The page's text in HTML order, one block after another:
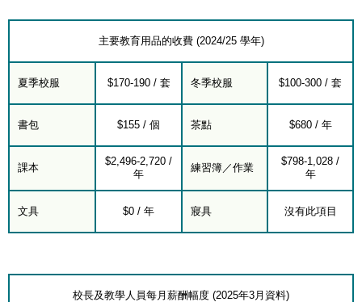
主要教育用品的收費 (2024/25 學年)
夏季校服 $170-190 / 套 冬季校服 $100-300 / 套
書包 $155 / 個 茶點 $680 / 年
課本
$2,496-2,720 /
年
練習簿／作業
$798-1,028 /
年
文具 $0 / 年 寢具 沒有此項目
校長及教學人員每月薪酬幅度 (2025年3月資料)